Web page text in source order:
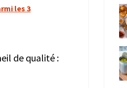
les 3
de qualité :